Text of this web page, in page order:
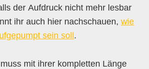
der Aufdruck nicht mehr lesbar
ihr auch hier nachschauen, wie
sein soll .
mit ihrer kompletten Länge